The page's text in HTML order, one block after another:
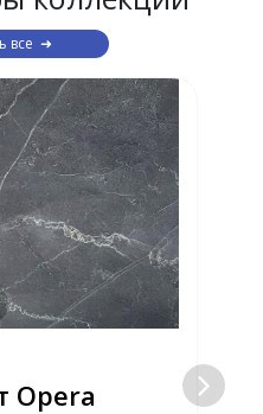
все
Opera